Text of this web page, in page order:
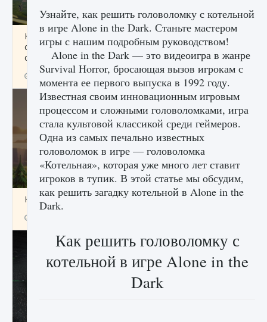
Как исправить ошибку Palworld «Идет
сохранение мира — Невозможно начать
сохранение данных мира»
9 августа 2024 2 511 0 0
Как заработать медали лиги Clash of Clans
Узнайте, как решить головоломку с котельной
в игре Alone in the Dark. Станьте мастером
игры с нашим подробным руководством!
Alone in the Dark — это видеоигра в жанре
Survival Horror, бросающая вызов игрокам с
момента ее первого выпуска в 1992 году.
Известная своим инновационным игровым
процессом и сложными головоломками, игра
стала культовой классикой среди геймеров.
Одна из самых печально известных
головоломок в игре — головоломка
«Котельная», которая уже много лет ставит
игроков в тупик. В этой статье мы обсудим,
как решить загадку котельной в Alone in the
Dark.
Как решить головоломку с
котельной в игре Alone in the
Dark